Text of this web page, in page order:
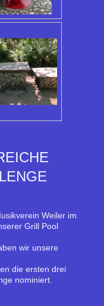
Weiler im
Grill Pool
wir unsere
die ersten drei
nominiert.